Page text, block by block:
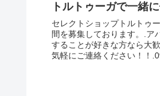
トルトゥーガで一緒
セレクトショップトルトゥ
間を募集しております。.ア
することが好きな方なら大
気軽にご連絡ください！！